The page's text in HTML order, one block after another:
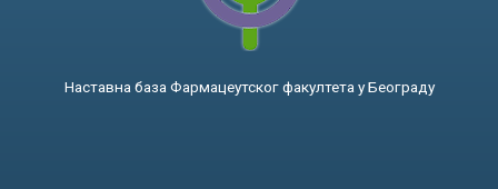
Наставна база Фармацеутског факултета у Београду